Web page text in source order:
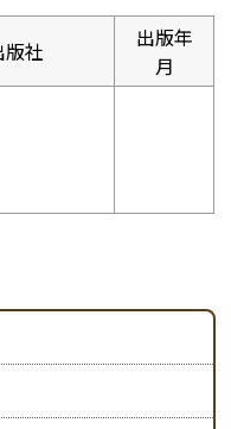
版社
出版年
月